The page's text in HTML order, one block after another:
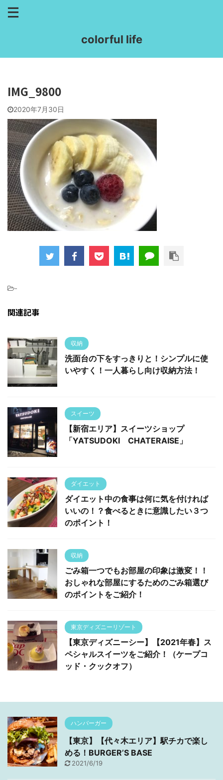
colorful life
IMG_9800
2020年7月30日
-
関連記事
収納
洗面台の下をすっきりと！シンプルに使
いやすく！一人暮らし向け収納方法！
スイーツ
【新宿エリア】スイーツショップ
「YATSUDOKI CHATERAISE」
ダイエット
ダイエット中の食事は何に気を付ければ
いいの！？食べるときに意識したい３つ
のポイント！
収納
ごみ箱一つでもお部屋の印象は激変！！
おしゃれな部屋にするためのごみ箱選び
のポイントをご紹介！
東京ディズニーリゾート
【東京ディズニーシー】【2021年春】ス
ペシャルスイーツをご紹介！（ケープコ
ッド・クックオフ）
ハンバーガー
【東京】【代々木エリア】駅チカで楽し
める！BURGER’S BASE
2021/6/19